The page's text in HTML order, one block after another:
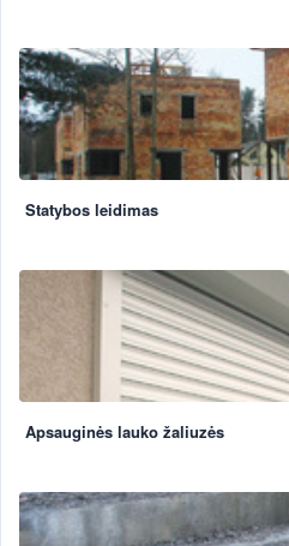
Statybos leidimas
Apsauginės lauko žaliuzės